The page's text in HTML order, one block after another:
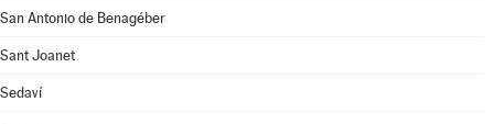
San Antonio de Benagéber
Sant Joanet
Sedaví